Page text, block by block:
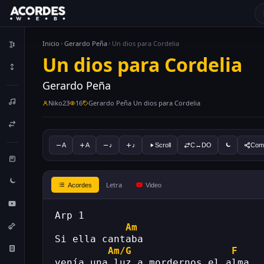
Inicio Gerardo Peña Un dios para Cordelia
Un dios para Cordelia
Gerardo Peña
Niko23 16 Gerardo Peña Un dios para Cordelia
A A ♪ ♪ Scroll C↔DO
Acordes Letra Video
Arp 1
Am
Si ella cantaba
Am/G
F